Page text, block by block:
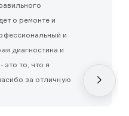
о ремонте и
и
диагностика и
это то, что я
за отличную